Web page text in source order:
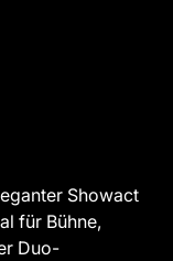
Showact
für Bühne,
Duo-